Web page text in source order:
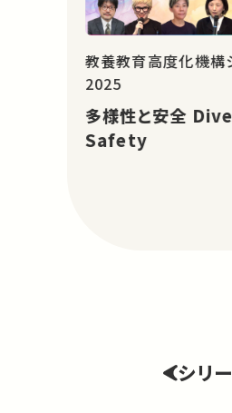
教養教育高度化機構
2025
多様性と安全
Safety
シリ